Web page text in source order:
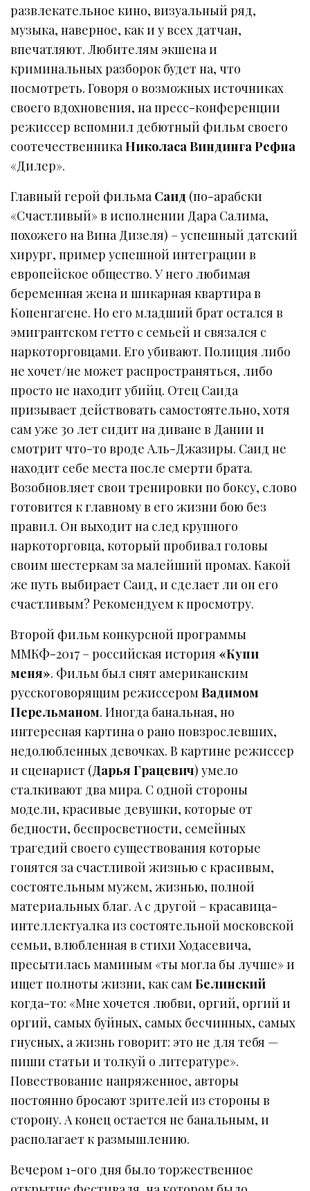
развлекательное кино, визуальный ряд,
музыка, наверное, как и у всех датчан,
впечатляют. Любителям экшена и
криминальных разборок будет на, что
посмотреть. Говоря о возможных источниках
своего вдохновения, на пресс-конференции
режиссер вспомнил дебютный фильм своего
соотечественникаНиколаса Виндинга Рефна
«Дилер».
Главный герой фильма Саид (по-арабски
«Счастливый» в исполнении Дара Салима,
похожего на Вина Дизеля) – успешный датский
хирург, пример успешной интеграции в
европейское общество. У него любимая
беременная жена и шикарная квартира в
Копенгагене. Но его младший брат остался в
эмигрантском гетто с семьей и связался с
наркоторговцами. Его убивают. Полиция либо
не хочет/не может распространяться, либо
просто не находит убийц. Отец Саида
призывает действовать самостоятельно, хотя
сам уже 30 лет сидит на диване в Дании и
смотрит что-то вроде Аль-Джазиры. Саид не
находит себе места после смерти брата.
Возобновляет свои тренировки по боксу, слово
готовится к главному в его жизни бою без
правил. Он выходит на след крупного
наркоторговца, который пробивал головы
своим шестеркам за малейший промах. Какой
же путь выбирает Саид, и сделает ли он его
счастливым? Рекомендуем к просмотру.
Второй фильм конкурсной программы
ММКФ-2017 – российская история «Купи
меня». Фильм был снят американским
русскоговорящим режиссеромВадимом
Перельманом. Иногда банальная, но
интересная картина о рано повзрослевших,
недолюбленных девочках. В картине режиссер
и сценарист (Дарья Грацевич) умело
сталкивают два мира. С одной стороны
модели, красивые девушки, которые от
бедности, беспросветности, семейных
трагедий своего существования которые
гонятся за счастливой жизнью с красивым,
состоятельным мужем, жизнью, полной
материальных благ. А с другой – красавица-
интеллектуалка из состоятельной московской
семьи, влюбленная в стихи Ходасевича,
пресытилась маминым «ты могла бы лучше» и
ищет полноты жизни, как самБелинский
когда-то: «Мне хочется любви, оргий, оргий и
оргий, самых буйных, самых бесчинных, самых
гнусных, а жизнь говорит: это не для тебя —
пиши статьи и толкуй о литературе».
Повествование напряженное, авторы
постоянно бросают зрителей из стороны в
сторону. А конец остается не банальным, и
располагает к размышлению.
Вечером 1-ого дня было торжественное